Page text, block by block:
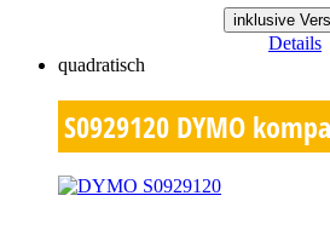
inklusive
Details
quadratisch
S0929120 DYMO